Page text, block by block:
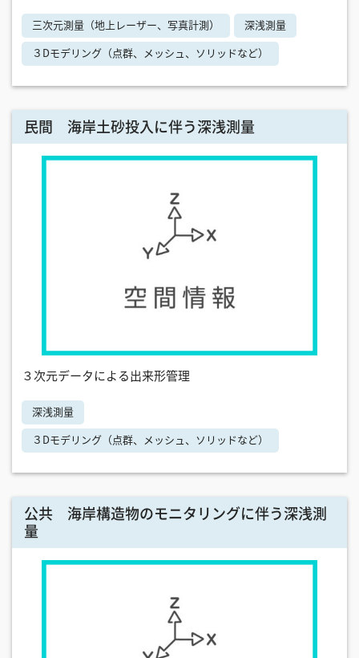
三次元測量（地上レーザー、写真計測） 深浅測量
３Dモデリング（点群、メッシュ、ソリッドなど）
民間 海岸土砂投入に伴う深浅測量
３次元データによる出来形管理
深浅測量
３Dモデリング（点群、メッシュ、ソリッドなど）
公共 海岸構造物のモニタリングに伴う深浅測
量